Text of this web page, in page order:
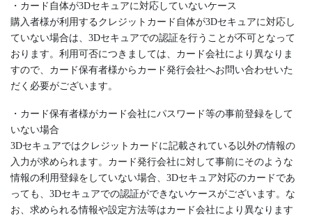
・カード自体が3Dセキュアに対応していないケース
購入者様が利用するクレジットカード自体が3Dセキュアに対応し
ていない場合は、3Dセキュアでの認証を行うことが不可となって
おります。利用可否につきましては、カード会社により異なりま
すので、カード保有者様からカード発行会社へお問い合わせいた
だく必要がございます。
・カード保有者様がカード会社にパスワード等の事前登録をして
いない場合
3Dセキュアではクレジットカードに記載されている以外の情報の
入力が求められます。カード発行会社に対して事前にそのような
情報の利用登録をしていない場合、3Dセキュア対応のカードであ
っても、3Dセキュアでの認証ができないケースがございます。な
お、求められる情報や設定方法等はカード会社により異なります